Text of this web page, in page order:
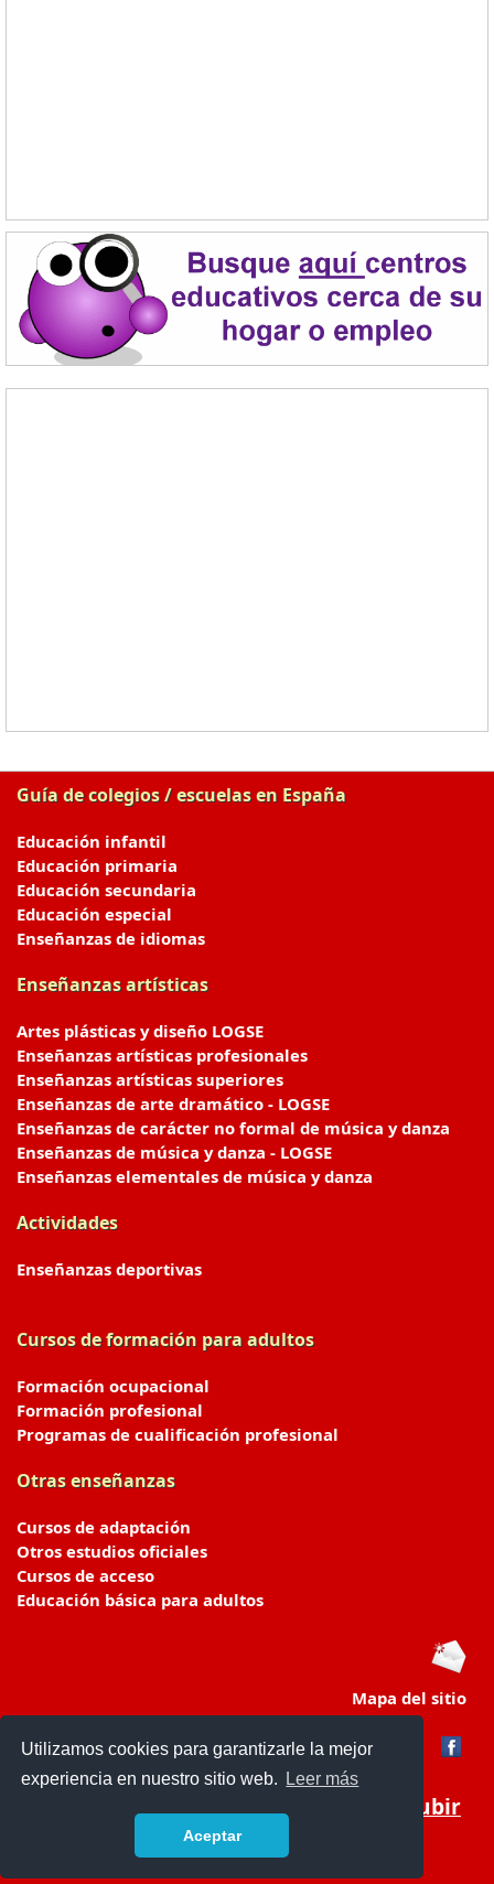
Utilizamos cookies para garantizarle la mejor
experiencia en nuestro sitio web.
Leer más
Aceptar
Guía de colegios / escuelas en España
Educación infantil
Educación primaria
Educación secundaria
Educación especial
Enseñanzas de idiomas
Enseñanzas artísticas
Artes plásticas y diseño LOGSE
Enseñanzas artísticas profesionales
Enseñanzas artísticas superiores
Enseñanzas de arte dramático - LOGSE
Enseñanzas de carácter no formal de música y danza
Enseñanzas de música y danza - LOGSE
Enseñanzas elementales de música y danza
Actividades
Enseñanzas deportivas
Cursos de formación para adultos
Formación ocupacional
Formación profesional
Programas de cualificación profesional
Otras enseñanzas
Cursos de adaptación
Otros estudios oficiales
Cursos de acceso
Educación básica para adultos
Mapa del sitio
Subir